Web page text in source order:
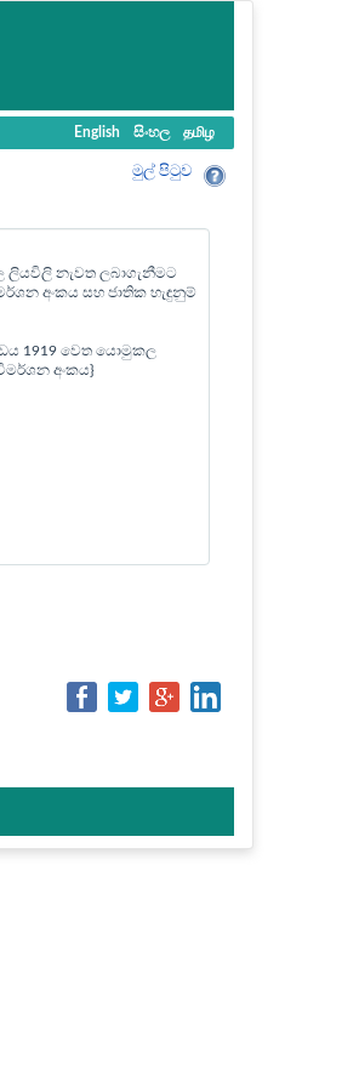
English සිංහල தமிழ
මුල් පි‍ටුව
ලියවිලි නැවත ලබාගැනීමට
අංකය සහ ජාතික හැඳුනුම්
1919 වෙත යොමුකල
අංකය}